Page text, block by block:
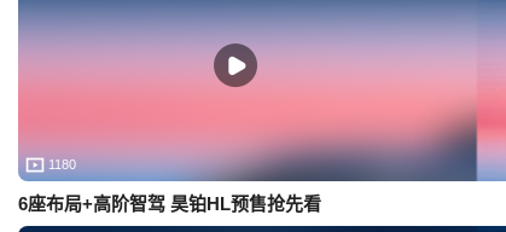
1180
6座布局+高阶智驾 昊铂HL预售抢先看